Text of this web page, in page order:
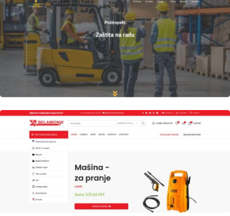
Author laufer Date
AuthorlauferDate